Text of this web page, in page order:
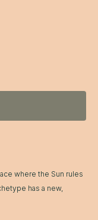
where the Sun rules
has a new,